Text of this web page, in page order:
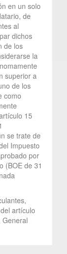
en un solo
de
al
dichos
de los
la
superior a
de los
como
15
se trate de
Impuesto
por
(BOE de 31
artículo